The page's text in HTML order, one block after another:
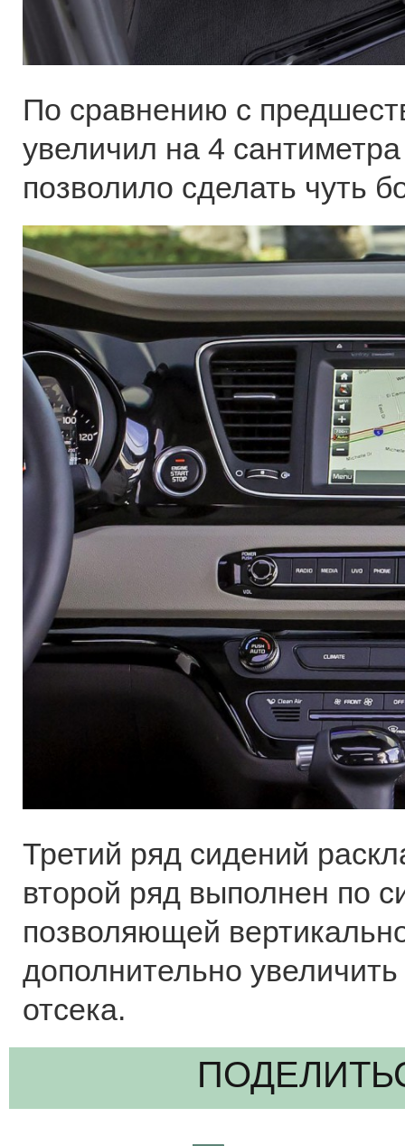
По сравнению с
увеличил на 4
позволило сделать чуть
Третий ряд сидений
второй ряд выполнен по
позволяющей
дополнительно
отсека.